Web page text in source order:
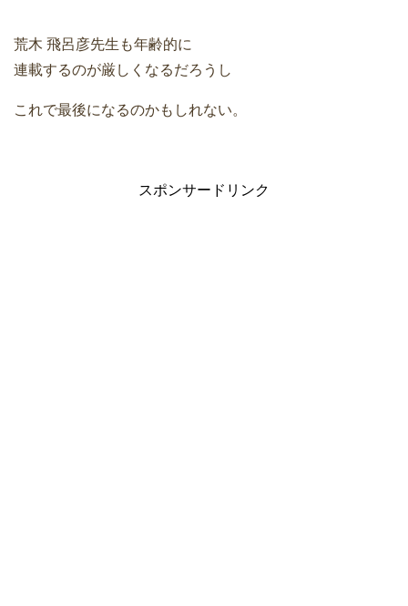
荒木 飛呂彦先生も年齢的に
連載するのが厳しくなるだろうし
これで最後になるのかもしれない。
スポンサードリンク